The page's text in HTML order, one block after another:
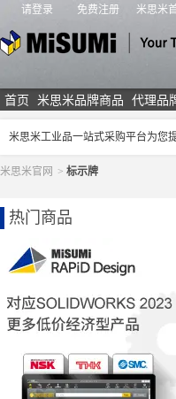
请登录 免费注册 米思米
首页 米思米品牌商品 代理品
米思米工业品一站式采购平台为您
米思米官网 > 标示牌
热门商品